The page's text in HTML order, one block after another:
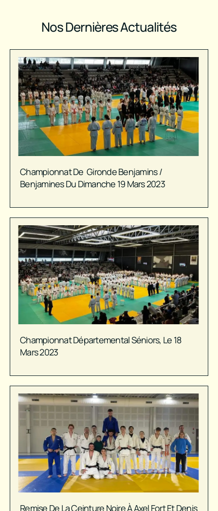
Nos Dernières Actualités
Championnat De Gironde Benjamins /
Benjamines Du Dimanche 19 Mars 2023
Championnat Départemental Séniors, Le 18
Mars 2023
Remise De La Ceinture Noire À Axel Fort Et Denis